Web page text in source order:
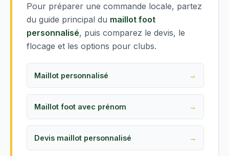
Pour préparer une commande locale, partez
du guide principal du maillot foot
personnalisé, puis comparez le devis, le
flocage et les options pour clubs.
Maillot personnalisé
Maillot foot avec prénom
Devis maillot personnalisé